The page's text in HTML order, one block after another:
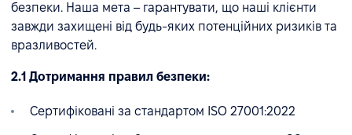
безпеки. Наша мета – гарантувати, що наші клієнти
завжди захищені від будь-яких потенційних ризиків та
вразливостей.
2.1 Дотримання правил безпеки:
Сертифіковані за стандартом ISO 27001:2022